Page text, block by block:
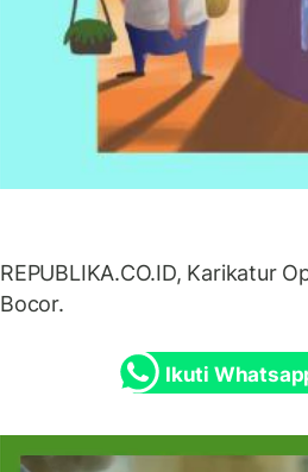
REPUBLIKA.CO.ID, Karikatur
Bocor.
Ikuti